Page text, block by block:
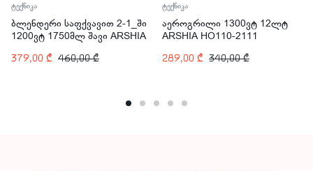
ტექნიკა
ბლენდერი საფქვავით 2-1_ში
1200ვტ 1750მლ შავი ARSHIA
379,00 ₾ 460,00₾
ტექნიკა
აეროგრილი 1300ვტ 12ლტ
ARSHIA HO110-2111
289,00 ₾ 340,00₾